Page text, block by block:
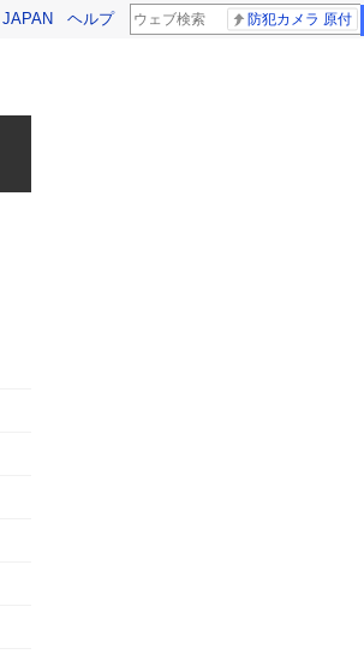
ヘルプ 防犯カメラ 原付